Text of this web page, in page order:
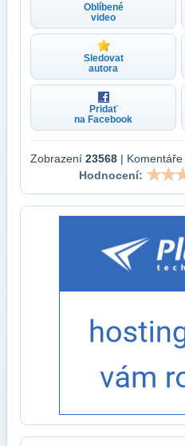
Oblíbené
video
Sledovat
autora
Pridať
na Facebook
Zobrazení 23568 | Komentáře
Hodnocení: